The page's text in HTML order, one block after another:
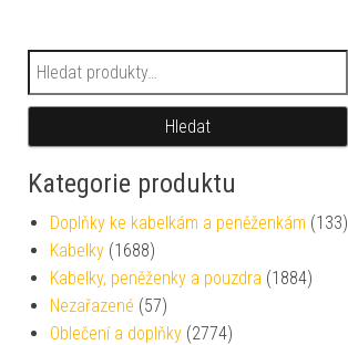
Hledat:
Hledat
Kategorie produktu
Doplňky ke kabelkám a peněženkám (133)
Kabelky (1688)
Kabelky, peněženky a pouzdra (1884)
Nezařazené (57)
Oblečení a doplňky (2774)